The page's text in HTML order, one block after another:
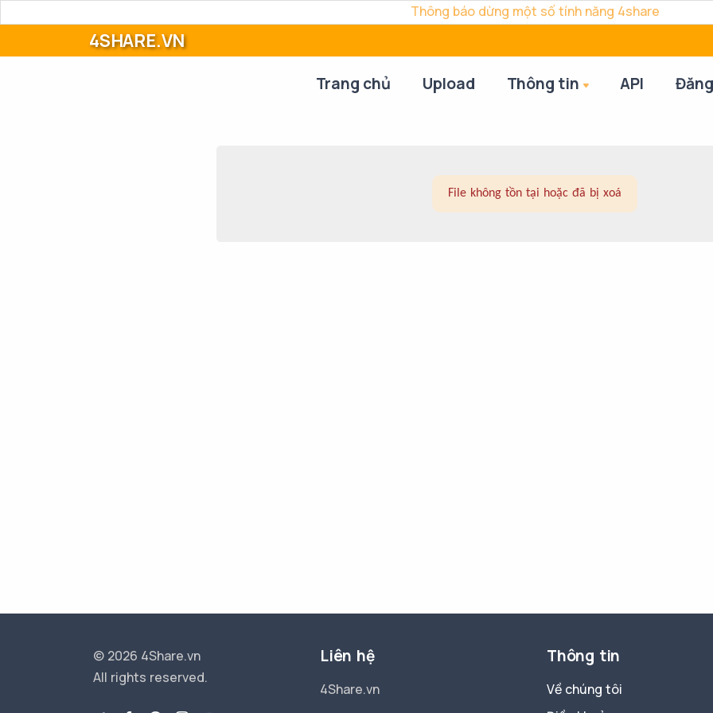
Thông báo dừng một số tính năng 4share
4SHARE.VN
Trang chủ Upload Thông tin API
File không tồn tại hoặc đã bị xoá
© 2026 4Share.vn
All rights reserved.
Liên hệ
4Share.vn
Thông tin
Về chúng tôi